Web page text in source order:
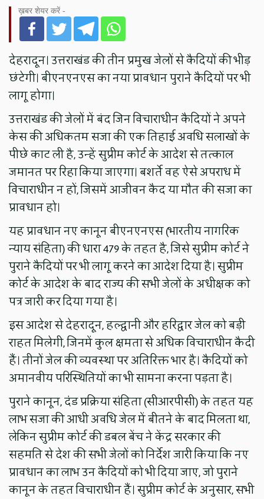
ख़बर शेयर करें -
देहरादून। उत्तराखंड की तीन प्रमुख जेलों से कैदियों की भीड़
छंटेगी। बीएनएनएस का नया प्रावधान पुराने कैदियों पर भी
लागू होगा।
उत्तराखंड की जेलों में बंद जिन विचाराधीन कैदियों ने अपने
केस की अधिकतम सजा की एक तिहाई अवधि सलाखों के
पीछे काट ली है, उन्हें सुप्रीम कोर्ट के आदेश से तत्काल
जमानत पर रिहा किया जाएगा। बशर्ते वह ऐसे अपराध में
विचाराधीन न हों, जिसमें आजीवन कैद या मौत की सजा का
प्रावधान हो।
यह प्रावधान नए कानून बीएनएनएस (भारतीय नागरिक
न्याय संहिता) की धारा 479 के तहत है, जिसे सुप्रीम कोर्ट ने
पुराने कैदियों पर भी लागू करने का आदेश दिया है। सुप्रीम
कोर्ट के आदेश के बाद राज्य की सभी जेलों के अधीक्षक को
पत्र जारी कर दिया गया है।
इस आदेश से देहरादून, हल्द्वानी और हरिद्वार जेल को बड़ी
राहत मिलेगी, जिनमें कुल क्षमता से अधिक विचाराधीन कैदी
हैं। तीनों जेल की व्यवस्था पर अतिरिक्त भार है। कैदियों को
अमानवीय परिस्थितियों का भी सामना करना पड़ता है।
पुराने कानून, दंंड प्रक्रिया संहिता (सीआरपीसी) के तहत यह
लाभ सजा की आधी अवधि जेल में बीतने के बाद मिलता था,
लेकिन सुप्रीम कोर्ट की डबल बेंच ने केंद्र सरकार की
सहमति से देश की सभी जेलों को निर्देश जारी किया कि नए
प्रावधान का लाभ उन कैदियों को भी दिया जाए, जो पुराने
कानून के तहत विचाराधीन हैं। सुप्रीम कोर्ट के अनुसार, सभी